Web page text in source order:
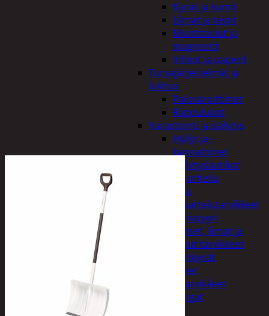
Kynät ja kumit
Liimat ja teipit
Muistitaulut ja
magneetit
Vihkot ja paperit
Turvajärjestelmät ja
lukitus
Palovaroittimet
Riippulukot
Varastointi ja säilytys
Hyllyt ja -
kannattimet
Säilytyslaatikot
Vapaa-aika ja urheilu
Askartelu
Askartelutarvikkeet
Miniatyyri
Sakset, liimat ja
muut tarvikkeet
Värikynät
Harrasteet
Käsityötarvikkeet
Langat